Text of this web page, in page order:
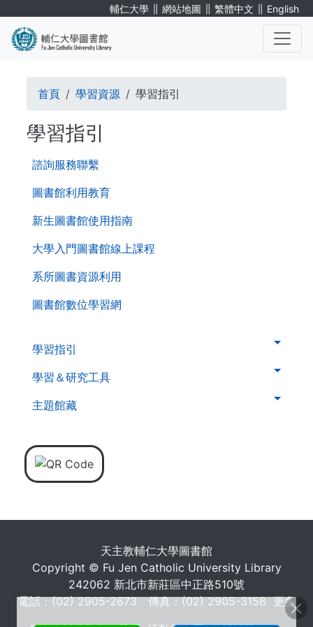
輔仁大學 ∥ 網站地圖 ∥ 繁體中文 ∥ English
第
二
層
覽
學習指引
學習＆研究工具
主題館藏
導
航
連
結
首頁 學習資源 學習指引
學習指引
第
三
層
覽
諮詢服務聯繫
圖書館利用教育
新生圖書館使用指南
大學入門圖書館線上課程
系所圖書資源利用
圖書館數位學習網
天主教輔仁大學圖書館
Copyright © Fu Jen Catholic University Library
242062 新北市新莊區中正路510號
電話：(02) 2905-2673 傳真：(02) 2905-3158更多